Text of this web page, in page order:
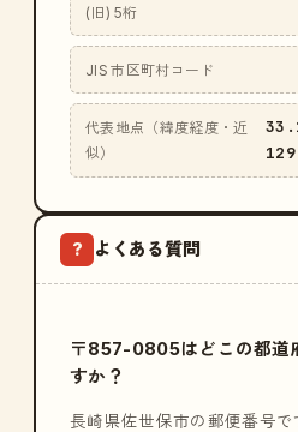
(旧) 5桁
JIS 市区町村コード
代表地点（緯度経度・近
似）
? よくある質問
〒857-0805はどこの都道
すか？
長崎県佐世保市の郵便番号